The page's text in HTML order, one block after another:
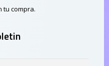
tu compra.